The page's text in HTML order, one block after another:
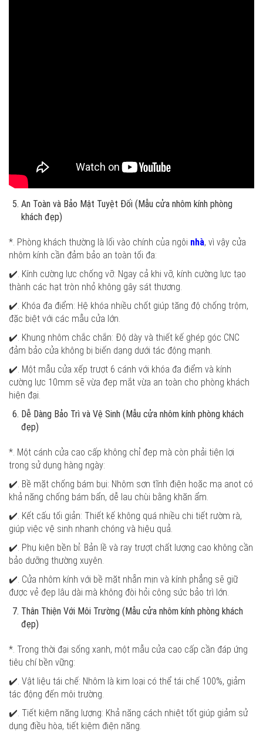
An Toàn và Bảo Mật Tuyệt Đối (Mẫu cửa nhôm kính phòng
khách đẹp)
*. Phòng khách thường là lối vào chính của ngôi nhà, vì vậy cửa
nhôm kính cần đảm bảo an toàn tối đa:
✔️. Kính cường lực chống vỡ: Ngay cả khi vỡ, kính cường lực tạo
thành các hạt tròn nhỏ không gây sát thương.
✔️. Khóa đa điểm: Hệ khóa nhiều chốt giúp tăng độ chống trộm,
đặc biệt với các mẫu cửa lớn.
✔️. Khung nhôm chắc chắn: Độ dày và thiết kế ghép góc CNC
đảm bảo cửa không bị biến dạng dưới tác động mạnh.
✔️. Một mẫu cửa xếp trượt 6 cánh với khóa đa điểm và kính
cường lực 10mm sẽ vừa đẹp mắt vừa an toàn cho phòng khách
hiện đại.
Dễ Dàng Bảo Trì và Vệ Sinh (Mẫu cửa nhôm kính phòng khách
đẹp)
*. Một cánh cửa cao cấp không chỉ đẹp mà còn phải tiện lợi
trong sử dụng hàng ngày:
✔️. Bề mặt chống bám bụi: Nhôm sơn tĩnh điện hoặc mạ anot có
khả năng chống bám bẩn, dễ lau chùi bằng khăn ẩm.
✔️. Kết cấu tối giản: Thiết kế không quá nhiều chi tiết rườm rà,
giúp việc vệ sinh nhanh chóng và hiệu quả.
✔️. Phụ kiện bền bỉ: Bản lề và ray trượt chất lượng cao không cần
bảo dưỡng thường xuyên.
✔️. Cửa nhôm kính với bề mặt nhẵn mịn và kính phẳng sẽ giữ
được vẻ đẹp lâu dài mà không đòi hỏi công sức bảo trì lớn.
Thân Thiện Với Môi Trường (Mẫu cửa nhôm kính phòng khách
đẹp)
*. Trong thời đại sống xanh, một mẫu cửa cao cấp cần đáp ứng
tiêu chí bền vững:
✔️. Vật liệu tái chế: Nhôm là kim loại có thể tái chế 100%, giảm
tác động đến môi trường.
✔️. Tiết kiệm năng lượng: Khả năng cách nhiệt tốt giúp giảm sử
dụng điều hòa, tiết kiệm điện năng.